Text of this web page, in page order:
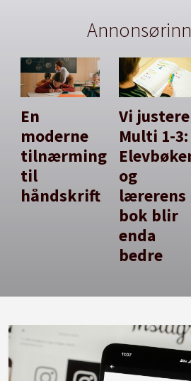
En
moderne
tilnærming
til
håndskrift
Vi
Multi 1-3:
og
lærerens
bok blir
enda
bedre